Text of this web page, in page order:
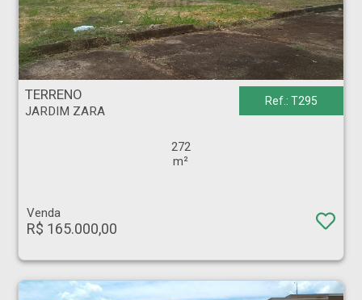
TERRENO - JARDIM ZARA - Ribeirão Preto
TERRENO
JARDIM ZARA
Ref.: T295
272
m²
Venda
R$ 165.000,00